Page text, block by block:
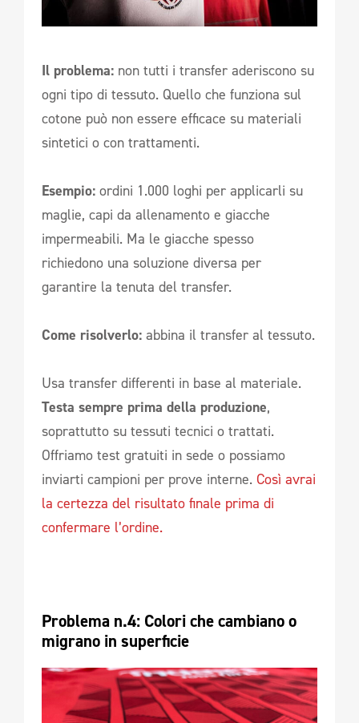
Il problema: non tutti i transfer aderiscono su
ogni tipo di tessuto. Quello che funziona sul
cotone può non essere efficace su materiali
sintetici o con trattamenti.
Esempio: ordini 1.000 loghi per applicarli su
maglie, capi da allenamento e giacche
impermeabili. Ma le giacche spesso
richiedono una soluzione diversa per
garantire la tenuta del transfer.
Come risolverlo: abbina il transfer al tessuto.
Usa transfer differenti in base al materiale.
Testa sempre prima della produzione,
soprattutto su tessuti tecnici o trattati.
Offriamo test gratuiti in sede o possiamo
inviarti campioni per prove interne. Così avrai
la certezza del risultato finale prima di
confermare l’ordine.
Problema n.4: Colori che cambiano o
migrano in superficie